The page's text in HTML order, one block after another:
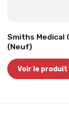
Smiths Medical
(Neuf)
Voir le produit